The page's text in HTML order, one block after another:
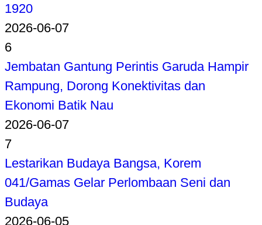
1920
2026-06-07
6
Jembatan Gantung Perintis Garuda Hampir
Rampung, Dorong Konektivitas dan
Ekonomi Batik Nau
2026-06-07
7
Lestarikan Budaya Bangsa, Korem
041/Gamas Gelar Perlombaan Seni dan
Budaya
2026-06-05